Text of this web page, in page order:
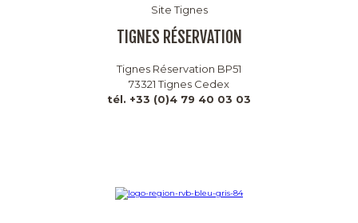
Site Tignes
TIGNES RÉSERVATION
Tignes Réservation BP51
73321 Tignes Cedex
tél. +33 (0)4 79 40 03 03